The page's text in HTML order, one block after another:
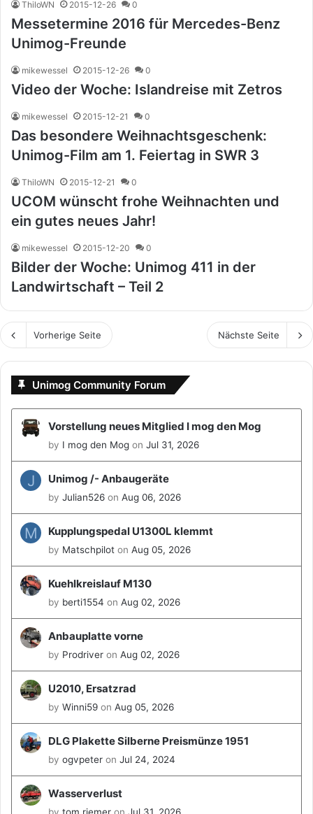
ThiloWN 2015-12-26 0
Messetermine 2016 für Mercedes-Benz
Unimog-Freunde
mikewessel 2015-12-26 0
Video der Woche: Islandreise mit Zetros
mikewessel 2015-12-21 0
Das besondere Weihnachtsgeschenk:
Unimog-Film am 1. Feiertag in SWR 3
ThiloWN 2015-12-21 0
UCOM wünscht frohe Weihnachten und
ein gutes neues Jahr!
mikewessel 2015-12-20 0
Bilder der Woche: Unimog 411 in der
Landwirtschaft – Teil 2
Vorherige Seite Nächste Seite
Unimog Community Forum
Vorstellung neues Mitglied I mog den Mog
by I mog den Mog on Jul 31, 2026
J Unimog /- Anbaugeräte
by Julian526 on Aug 06, 2026
M Kupplungspedal U1300L klemmt
by Matschpilot on Aug 05, 2026
Kuehlkreislauf M130
by berti1554 on Aug 02, 2026
Anbauplatte vorne
by Prodriver on Aug 02, 2026
U2010, Ersatzrad
by Winni59 on Aug 05, 2026
DLG Plakette Silberne Preismünze 1951
by ogvpeter on Jul 24, 2024
Wasserverlust